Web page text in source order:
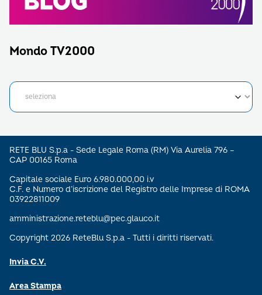
Mondo TV2000
RETE BLU S.p.a - Sede Legale Roma (RM) Via Aurelia 796 –
CAP 00165 Roma
Capitale sociale Euro 6.980.000,00 i.v
C.F. e Numero d’iscrizione del Registro delle Imprese di ROMA
03922811009
amministrazione.reteblu@pec.glauco.it
Copyright 2026 ReteBlu S.p.a - Tutti i diritti riservati.
Invia C.V.
Area Stampa